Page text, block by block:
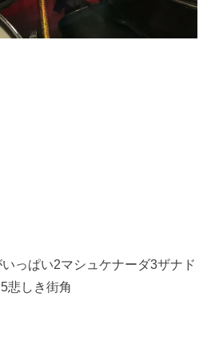
っぱい2マシュケナーダ3ザナド
悲しき街角